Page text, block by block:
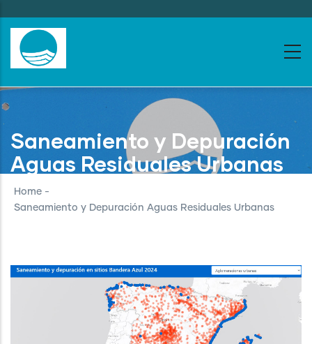
to
main
content
Saneamiento y Depuración
Aguas Residuales Urbanas
Home -
Saneamiento y Depuración Aguas Residuales Urbanas